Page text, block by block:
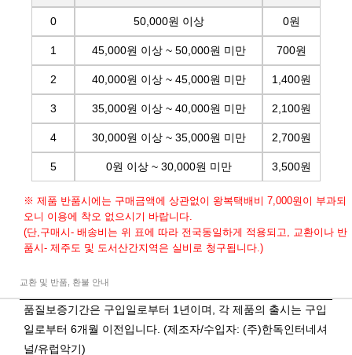
0 50,000원 이상 0원
1 45,000원 이상 ~ 50,000원 미만 700원
2 40,000원 이상 ~ 45,000원 미만 1,400원
3 35,000원 이상 ~ 40,000원 미만 2,100원
4 30,000원 이상 ~ 35,000원 미만 2,700원
5 0원 이상 ~ 30,000원 미만 3,500원
※ 제품 반품시에는 구매금액에 상관없이 왕복택배비 7,000원이 부과되
오니 이용에 착오 없으시기 바랍니다.
(단,구매시- 배송비는 위 표에 따라 전국동일하게 적용되고, 교환이나 반
품시- 제주도 및 도서산간지역은 실비로 청구됩니다.)
교환 및 반품, 환불 안내
품질보증기간은 구입일로부터 1년이며, 각 제품의 출시는 구입
일로부터 6개월 이전입니다. (제조자/수입자: (주)한독인터네셔
널/유럽악기)